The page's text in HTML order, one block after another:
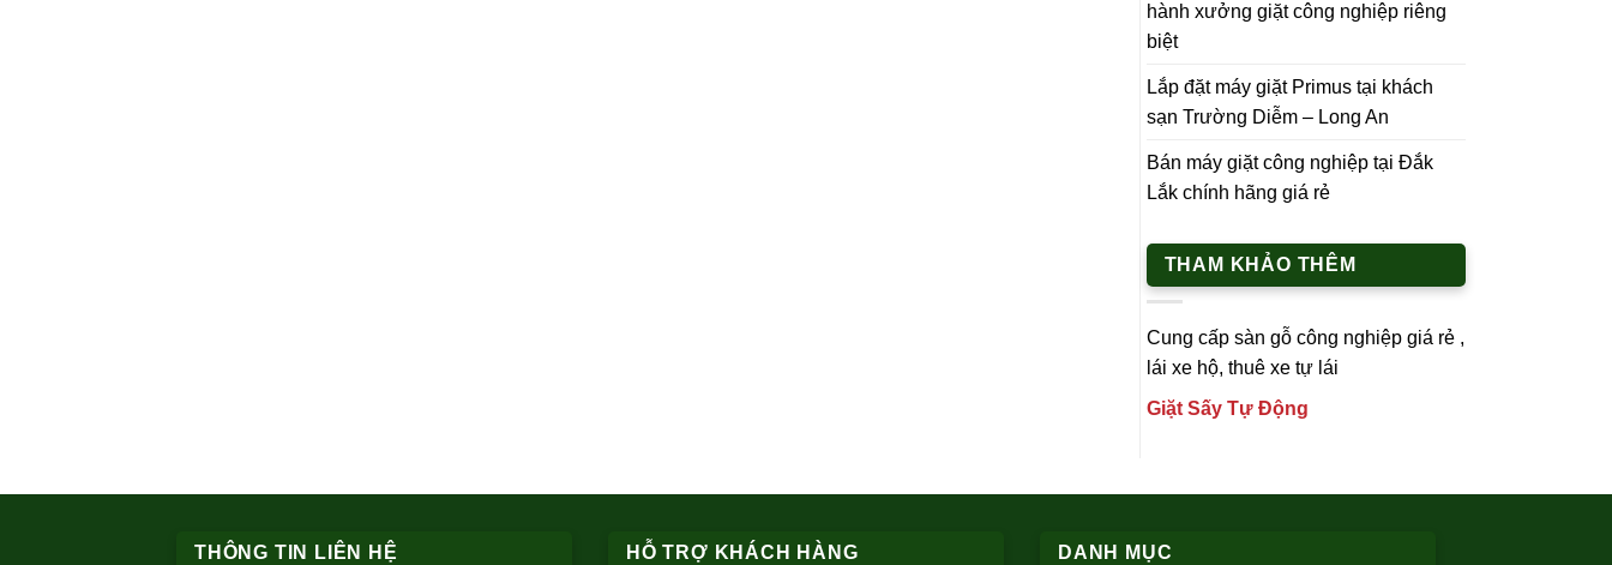
hành xưởng giặt công nghiệp riêng
biệt
Lắp đặt máy giặt Primus tại khách
sạn Trường Diễm – Long An
Bán máy giặt công nghiệp tại Đắk
Lắk chính hãng giá rẻ
THAM KHẢO THÊM
Cung cấp sàn gỗ công nghiệpgiá rẻ ,
lái xe hộ, thuê xe tự lái
Giặt Sấy Tự Động
THÔNG TIN LIÊN HỆ HỖ TRỢ KHÁCH HÀNG DANH MỤC